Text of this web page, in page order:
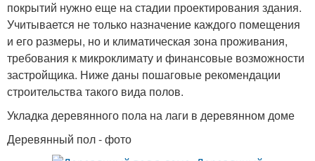
покрытий нужно еще на стадии проектирования здания.
Учитывается не только назначение каждого помещения
и его размеры, но и климатическая зона проживания,
требования к микроклимату и финансовые возможности
застройщика. Ниже даны пошаговые рекомендации
строительства такого вида полов.
Укладка деревянного пола на лаги в деревянном доме
Деревянный пол - фото